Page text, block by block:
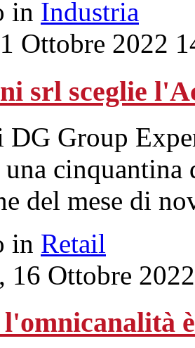
in Industria
Ottobre 2022
srl sceglie
DG Group
del mese di
in Retail
16 Ottobre